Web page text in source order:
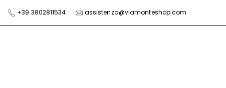
Skip
to
+39 3802811534 assistenza@viamonteshop.com